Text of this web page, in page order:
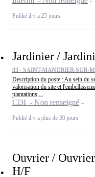
Publié il y a 25 jours
Jardinier /
83 - SAINT-MANDRIER-SUR-
Description du poste : Au sein du
valorisation du site et
plantations,...
CDI - Non renseigné
Publié il y a plus de 30 jours
Ouvrier /
H/F